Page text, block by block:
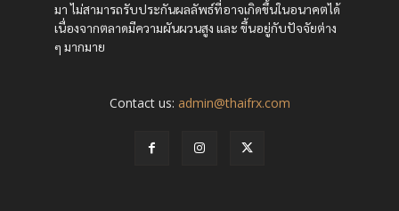
มา ไม่สามารถรับประกันผลลัพธ์ที่อาจเกิดขึ้นในอนาคตได้
เนื่องจากตลาดมีความผันผวนสูง และ ขึ้นอยู่กับปัจจัยต่าง
ๆ มากมาย
Contact us: admin@thaifrx.com